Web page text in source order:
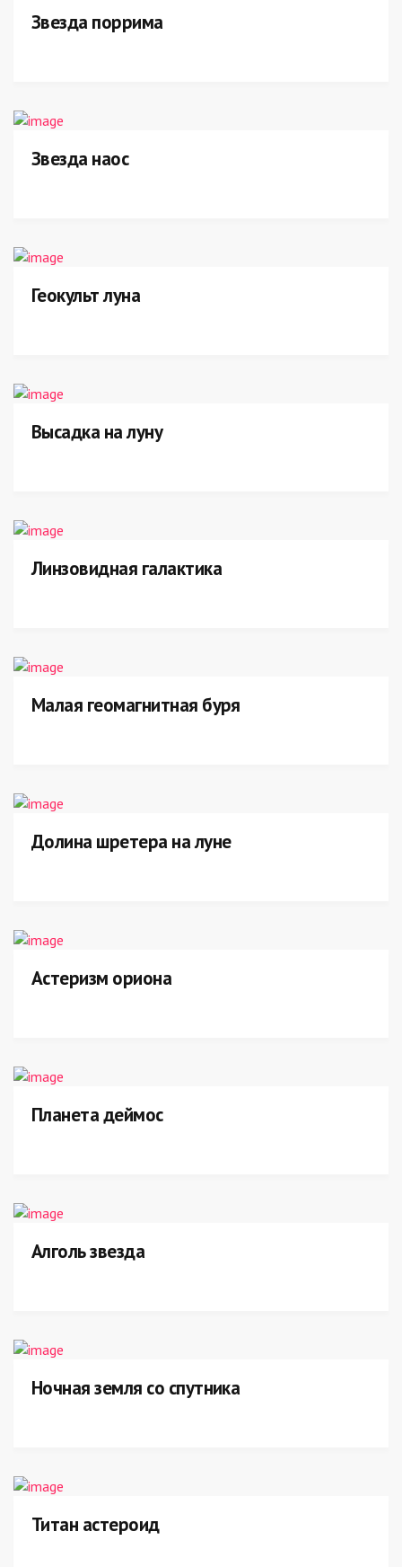
Звезда поррима
Звезда наос
Геокульт луна
Высадка на луну
Линзовидная галактика
Малая геомагнитная буря
Долина шретера на луне
Астеризм ориона
Планета деймос
Алголь звезда
Ночная земля со спутника
Титан астероид